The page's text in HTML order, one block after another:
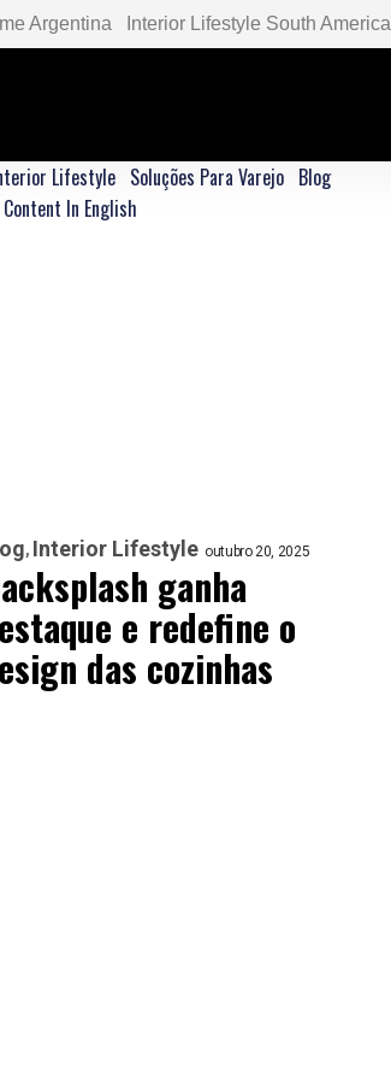
Argentina Interior Lifestyle South America
Lifestyle Soluções Para Varejo Blog
Content In English
Interior Lifestyle outubro 20, 2025
ganha
e redefine o
das cozinhas